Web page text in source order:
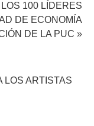
100 LÍDERES
DE ECONOMÍA
DE LA PUC »
LOS ARTISTAS